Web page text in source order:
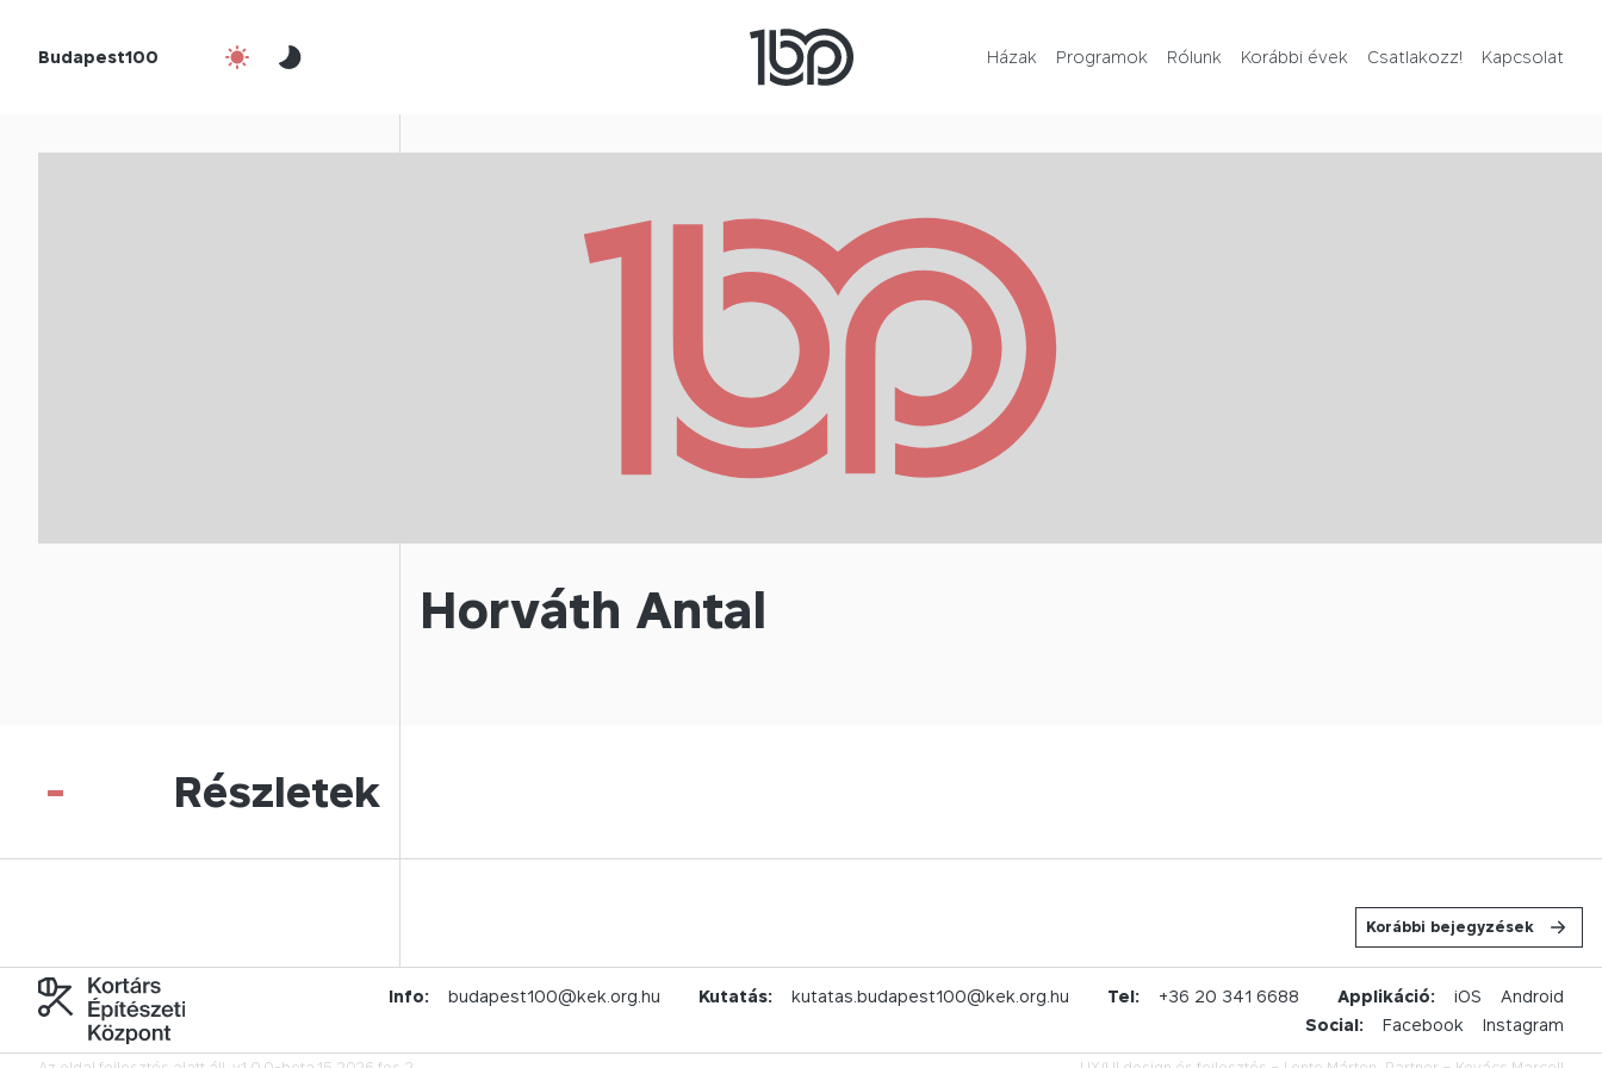
Budapest100 Házak Programok Rólunk Korábbi évek Csatlakozz! Kapcsolat
Rólunk
Horváth Antal
Részletek
-
Korábbi bejegyzések
Info: budapest100@kek.org.hu Kutatás: kutatas.budapest100@kek.org.hu Tel: +36 20 341 6688 Applikáció: iOS
Android
Social:
Facebook Instagram